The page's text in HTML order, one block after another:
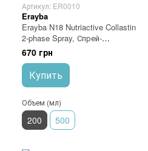
Артикул: ER0010
Erayba
Erayba N18 Nutriactive Collastin
2-phase Spray, Спрей-
кондиционер с коллагеном
двухфазный 200 мл
670 грн
Купить
Объем (мл)
200 500